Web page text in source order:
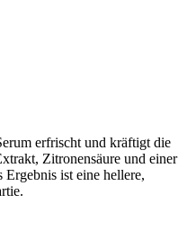
erfrischt und kräftigt die
Zitronensäure und einer
ist eine hellere,